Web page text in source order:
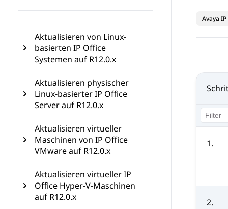
Aktualisieren von Linux-
basierten IP Office
Systemen auf R12.0.x
Aktualisieren physischer
Linux-basierter IP Office
Server auf R12.0.x
Aktualisieren virtueller
Maschinen von IP Office
VMware auf R12.0.x
Aktualisieren virtueller IP
Office Hyper-V-Maschinen
auf R12.0.x
Avaya
1.
2.